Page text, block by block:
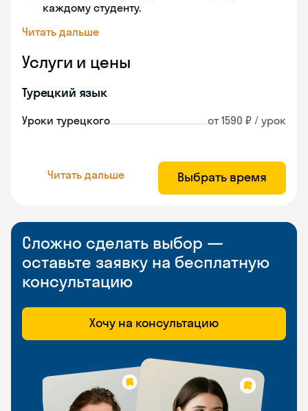
каждому студенту.
Читать дальше
Услуги и цены
Турецкий язык
Уроки турецкого от 1590 ₽ / урок
Читать дальше Выбрать время
Сложно сделать выбор —
оставьте заявку на бесплатную
консультацию
Хочу на консультацию